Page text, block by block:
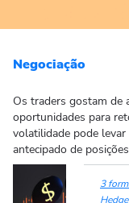
Negociação
Os traders gostam de
oportunidades para
volatilidade pode
antecipado de
3